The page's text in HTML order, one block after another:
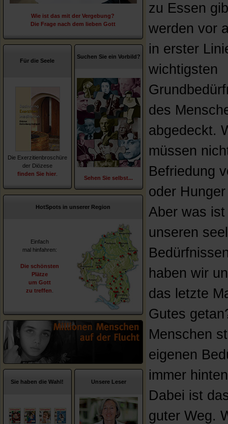
Wie ist das mit der Vergebung?
Die Frage nach dem lieben Gott
Für die Seele
Die Exerzitienbroschüre
der Diözese
finden Sie hier
Suchen Sie ein Vorbild?
Sehen Sie selbst...
HotSpots in unserer Region
Einfach
mal hinfahren:
Die schönsten
Plätze
um Gott
zu treffen
Sie haben die Wahl! Unsere Leser
zu Essen
werden vor
in erster
wichtigsten
des
abgedeckt.
müssen
Befriedung
oder
Aber was ist
unseren
haben wir
das letzte
Gutes
Menschen
eigenen
immer
Dabei ist
guter Weg.